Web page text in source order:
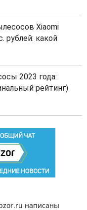
Xiaomi
рублей: какой
2023 года:
рейтинг)
написаны